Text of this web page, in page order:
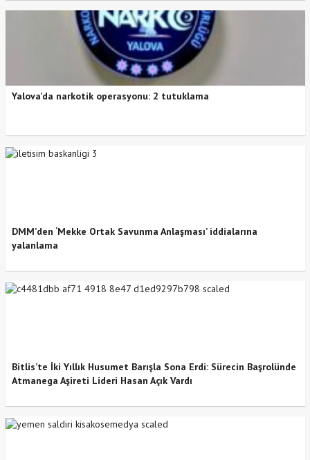
Yalova’da narkotik operasyonu: 2 tutuklama
DMM’den ‘Mekke Ortak Savunma Anlaşması’ iddialarına
yalanlama
Bitlis’te İki Yıllık Husumet Barışla Sona Erdi: Sürecin Başrolünde
Atmanega Aşireti Lideri Hasan Açık Vardı